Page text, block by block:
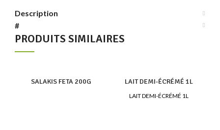
Description
#
PRODUITS SIMILAIRES
SALAKIS FETA 200G LAIT DEMI-ÉCRÉMÉ 1L
LAIT DEMI-ÉCRÉMÉ 1L